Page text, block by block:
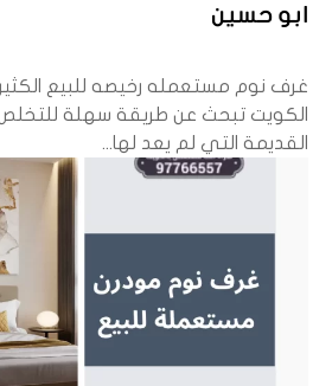
ابو حسين
غرف نوم مستعمله رخيصه للبيع
الكويت تبحث عن طريقة سهلة
القديمة التي لم يعد لها...